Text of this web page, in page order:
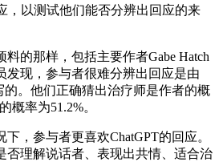
，以测试他们能否分辨出回应的来
的那样，包括主要作者Gabe Hatch
发现，参与者很难分辨出回应是由
的。他们正确猜出治疗师是作者的概
概率为51.2%。
参与者更喜欢ChatGPT的回应。
否理解说话者、表现出共情、适合治